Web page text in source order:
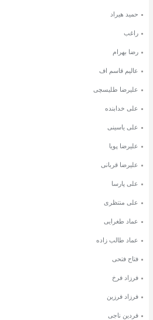
حمید هیراد
راغب
رضا بهرام
عالیم قاسم اف
علیرضا طلیسچی
علی خدابنده
علی یاسینی
علیرضا پویا
علیرضا قربانی
علی پارسا
علی منتظری
عماد طغرایی
عماد طالب زاده
فتاح فتحی
فرزاد فرخ
فرزاد فرزین
فردین ناجی